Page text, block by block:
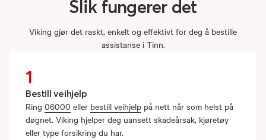
Slik fungerer det
Viking gjør det raskt, enkelt og effektivt for deg å bestille
assistanse i Tinn.
1
Bestill veihjelp
Ring 06000 eller bestill veihjelp på nett når som helst på
døgnet. Viking hjelper deg uansett skadeårsak, kjøretøy
eller type forsikring du har.